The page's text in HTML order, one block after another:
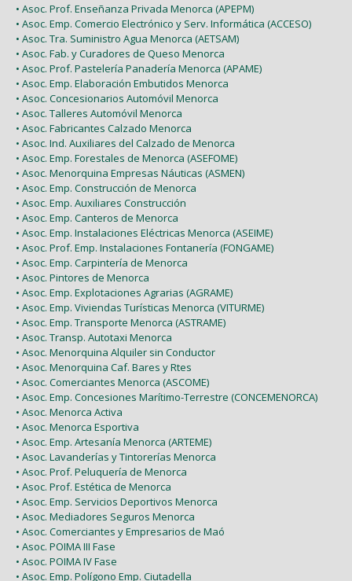
• Asoc. Prof. Enseñanza Privada Menorca (APEPM)
• Asoc. Emp. Comercio Electrónico y Serv. Informática (ACCESO)
• Asoc. Tra. Suministro Agua Menorca (AETSAM)
• Asoc. Fab. y Curadores de Queso Menorca
• Asoc. Prof. Pastelería Panadería Menorca (APAME)
• Asoc. Emp. Elaboración Embutidos Menorca
• Asoc. Concesionarios Automóvil Menorca
• Asoc. Talleres Automóvil Menorca
• Asoc. Fabricantes Calzado Menorca
• Asoc. Ind. Auxiliares del Calzado de Menorca
• Asoc. Emp. Forestales de Menorca (ASEFOME)
• Asoc. Menorquina Empresas Náuticas (ASMEN)
• Asoc. Emp. Construcción de Menorca
• Asoc. Emp. Auxiliares Construcción
• Asoc. Emp. Canteros de Menorca
• Asoc. Emp. Instalaciones Eléctricas Menorca (ASEIME)
• Asoc. Prof. Emp. Instalaciones Fontanería (FONGAME)
• Asoc. Emp. Carpintería de Menorca
• Asoc. Pintores de Menorca
• Asoc. Emp. Explotaciones Agrarias (AGRAME)
• Asoc. Emp. Viviendas Turísticas Menorca (VITURME)
• Asoc. Emp. Transporte Menorca (ASTRAME)
• Asoc. Transp. Autotaxi Menorca
• Asoc. Menorquina Alquiler sin Conductor
• Asoc. Menorquina Caf. Bares y Rtes
• Asoc. Comerciantes Menorca (ASCOME)
• Asoc. Emp. Concesiones Marítimo-Terrestre (CONCEMENORCA)
• Asoc. Menorca Activa
• Asoc. Menorca Esportiva
• Asoc. Emp. Artesanía Menorca (ARTEME)
• Asoc. Lavanderías y Tintorerías Menorca
• Asoc. Prof. Peluquería de Menorca
• Asoc. Prof. Estética de Menorca
• Asoc. Emp. Servicios Deportivos Menorca
• Asoc. Mediadores Seguros Menorca
• Asoc. Comerciantes y Empresarios de Maó
• Asoc. POIMA III Fase
• Asoc. POIMA IV Fase
• Asoc. Emp. Polígono Emp. Ciutadella